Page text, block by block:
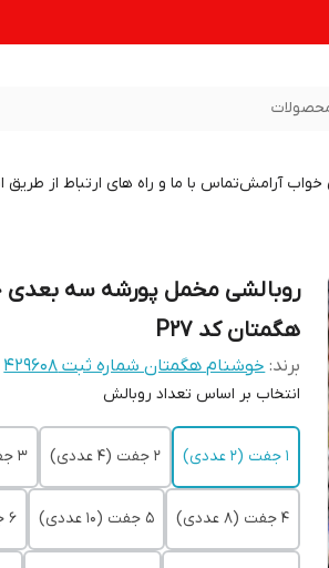
خواب آرامشتماس با ما و راه های ارتباط از طریق
روبالشی مخمل پورشه سه بعدی
هگمتان کد P27
برند: خوشنام هگمتان شماره ثبت ۴۲۹۶۰۸
انتخاب بر اساس تعداد روبالش
1 جفت (2 عددی) 2 جفت (4 عددی) 3 جفت (6 عددی)
4 جفت (8 عددی) 5 جفت (10 عددی) 6 جفت (12 عددی)